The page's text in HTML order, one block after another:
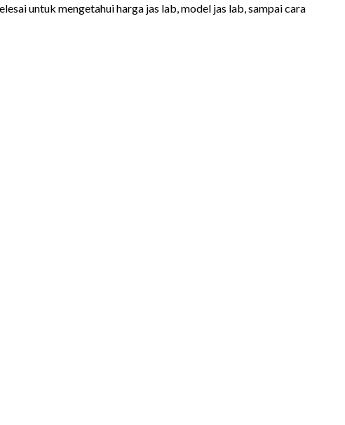
untuk mengetahui harga jas lab, model jas lab, sampai cara